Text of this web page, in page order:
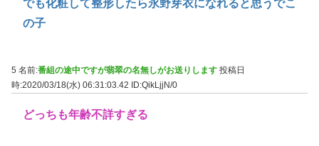
でも化粧して整形したら永野芽衣になれると思うでこ
の子
5 名前:番組の途中ですが翡翠の名無しがお送りします 投稿日
時:2020/03/18(水) 06:31:03.42
ID:QikLjjN/0
どっちも年齢不詳すぎる